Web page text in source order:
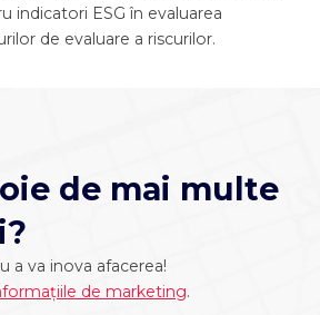
indicatori ESG în evaluarea
de evaluare a riscurilor.
de mai multe
a va inova afacerea!
de marketing.